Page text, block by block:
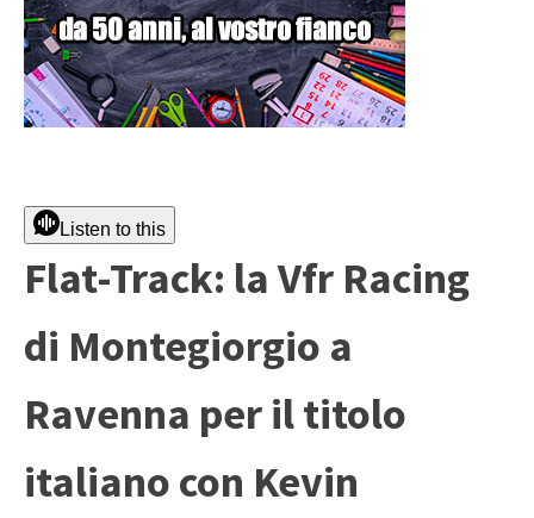
Listen to this
Flat-Track: la Vfr Racing
di Montegiorgio a
Ravenna per il titolo
italiano con Kevin